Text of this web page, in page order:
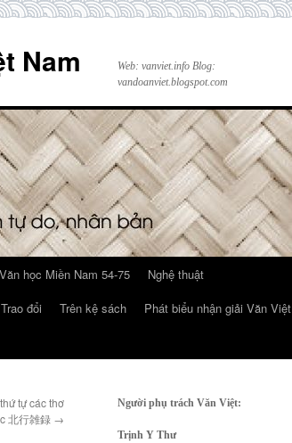
Nam
Web: vanviet.info Blog:
vandoanviet.blogspot.com
Văn học Miền Nam 54-75
Nghệ thuật
Trao đổi Trên kệ sách
Phát biểu nhận giải Văn Việt
tự các thơ
北行雑録 →
Người phụ trách Văn Việt:
Trịnh Y Thư